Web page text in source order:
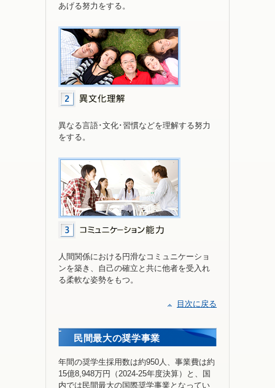
あげる努力をする。
異なる言語･文化･習慣などを理解する努力
をする。
人間関係における円滑なコミュニケーショ
ンを築き、自己の確立と共に他者を受入れ
る柔軟な姿勢をもつ。
目次に戻る
民間最大の奨学事業
年間の奨学生採用数は約950人、事業費は約
15億8,948万円（2024-25年度決算）と、国
内では民間最大の国際奨学事業となってい